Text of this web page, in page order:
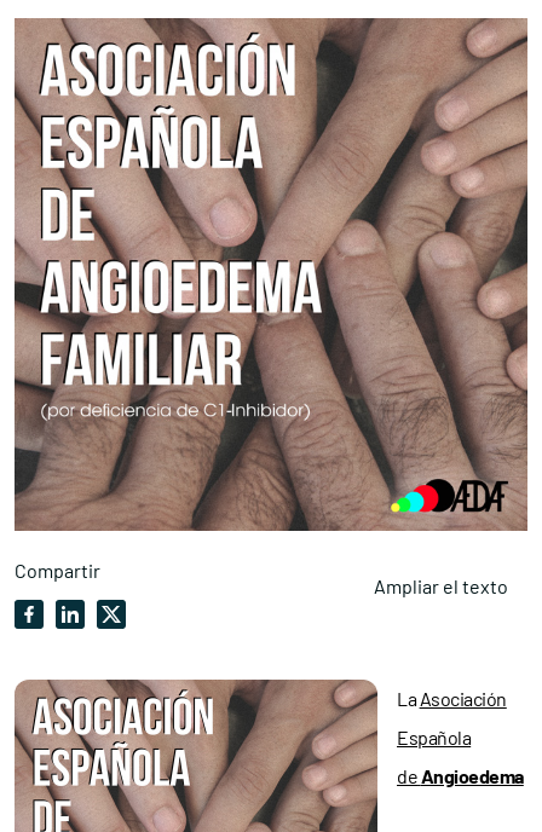
Compartir
Ampliar el texto
La Asociación
Española
deAngioedema